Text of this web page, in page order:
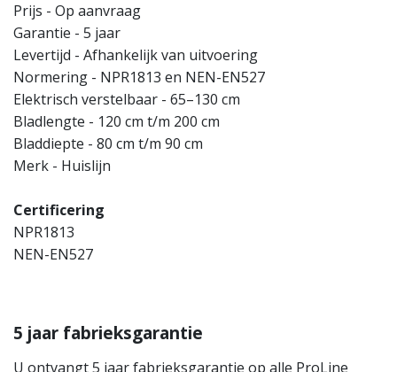
Prijs - Op aanvraag
Garantie - 5 jaar
Levertijd - Afhankelijk van uitvoering
Normering - NPR1813 en NEN-EN527
Elektrisch verstelbaar - 65–130 cm
Bladlengte - 120 cm t/m 200 cm
Bladdiepte - 80 cm t/m 90 cm
Merk - Huislijn
Certificering
NPR1813
NEN-EN527
5 jaar fabrieksgarantie
U ontvangt 5 jaar fabrieksgarantie op alle ProLine